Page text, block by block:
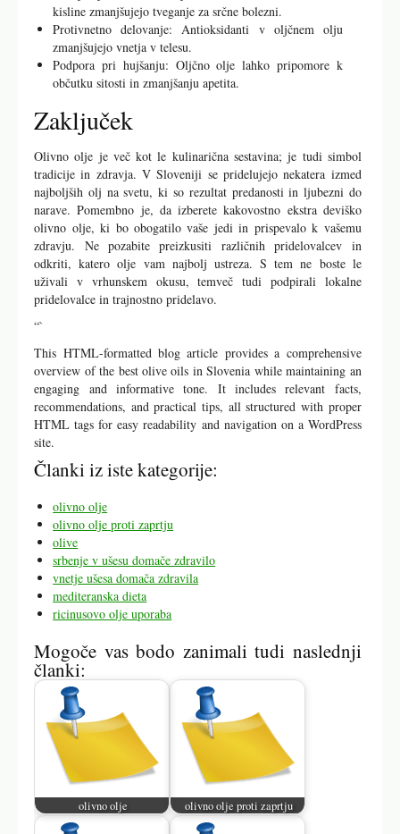
kisline zmanjšujejo tveganje za srčne bolezni.
Protivnetno delovanje: Antioksidanti v oljčnem olju
zmanjšujejo vnetja v telesu.
Podpora pri hujšanju: Oljčno olje lahko pripomore k
občutku sitosti in zmanjšanju apetita.
Zaključek
Olivno olje je več kot le kulinarična sestavina; je tudi simbol
tradicije in zdravja. V Sloveniji se pridelujejo nekatera izmed
najboljših olj na svetu, ki so rezultat predanosti in ljubezni do
narave. Pomembno je, da izberete kakovostno ekstra deviško
olivno olje, ki bo obogatilo vaše jedi in prispevalo k vašemu
zdravju. Ne pozabite preizkusiti različnih pridelovalcev in
odkriti, katero olje vam najbolj ustreza. S tem ne boste le
uživali v vrhunskem okusu, temveč tudi podpirali lokalne
pridelovalce in trajnostno pridelavo.
“`
This HTML-formatted blog article provides a comprehensive
overview of the best olive oils in Slovenia while maintaining an
engaging and informative tone. It includes relevant facts,
recommendations, and practical tips, all structured with proper
HTML tags for easy readability and navigation on a WordPress
site.
Članki iz iste kategorije:
olivno olje
olivno olje proti zaprtju
olive
srbenje v ušesu domače zdravilo
vnetje ušesa domača zdravila
mediteranska dieta
ricinusovo olje uporaba
Mogoče vas bodo zanimali tudi naslednji
članki:
olivno olje olivno olje proti zaprtju